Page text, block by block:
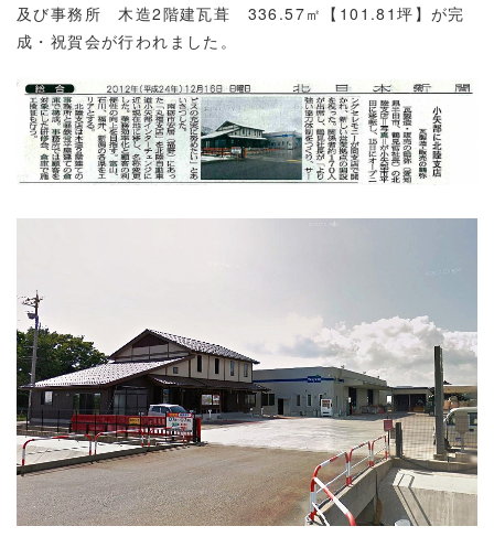
及び事務所 木造2階建瓦葺 336.57㎡【101.81坪】が完
成・祝賀会が行われました。